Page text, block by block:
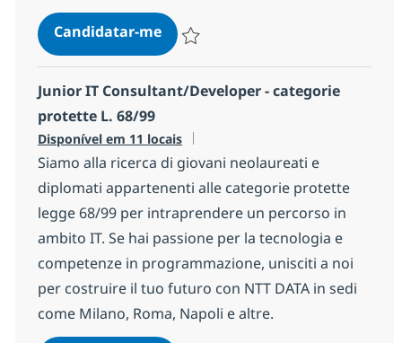
Candidatar-meDatabricks Expert - Data
Junior IT Consultant/Developer - categorie
protette L. 68/99
Disponível em 11 locais
Siamo alla ricerca di giovani neolaureati e
diplomati appartenenti alle categorie protette
legge 68/99 per intraprendere un percorso in
ambito IT. Se hai passione per la tecnologia e
competenze in programmazione, unisciti a noi
per costruire il tuo futuro con NTT DATA in sedi
come Milano, Roma, Napoli e altre.